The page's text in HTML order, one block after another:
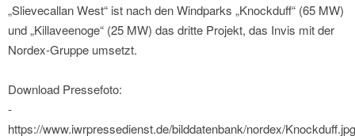
„Slievecallan West“ ist nach den Windparks „Knockduff“ (65 MW)
und „Killaveenoge“ (25 MW) das dritte Projekt, das Invis mit der
Nordex-Gruppe umsetzt.
Download Pressefoto:
-
https://www.iwrpressedienst.de/bilddatenbank/nordex/Knockduff.jpg